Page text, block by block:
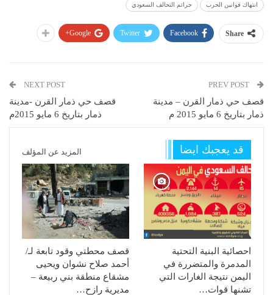
انتهاك قوانين الحرب جرائم التحالف السعودي
Share
Facebook
Twitter
Google+
قصف حي ذمار القرن – مدينة
ذمار بتاريخ 6 مايو 2015 م
NEXT POST
قصف حي ذمار القرن -مدينة
ذمار بتاريخ 6 مايو 2015م
قد يعجبك ايضا المزيد عن المؤلف
احصائية البنية التحتية
المدمرة والمتضررة في
اليمن نتيجة الغارات التي
تشنها قوات…
قصف محطتي وقود تابعة لـ/
أحمد صلاح نشوان ويحيى
مشقاع منطقة بني ربيعة –
مديرية رازح…